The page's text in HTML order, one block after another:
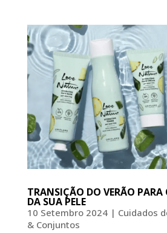
TRANSIÇÃO DO VERÃO
DA SUA PELE
10 Setembro 2024| Cuidados
& Conjuntos